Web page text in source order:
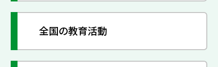
全国の教育活動